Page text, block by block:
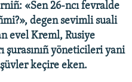
«Sen 26-ncı fevralde
degen sevimli suali
evel Kreml, Rusiye
şurasınıñ yöneticileri yani
keçire eken.